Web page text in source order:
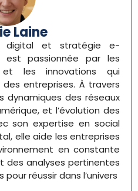
Laine
digital et stratégie e-
est passionnée par les
et les innovations qui
entreprises. À travers
dynamiques des réseaux
et l’évolution des
son expertise en social
elle aide les entreprises
en constante
des analyses pertinentes
réussir dans l’univers